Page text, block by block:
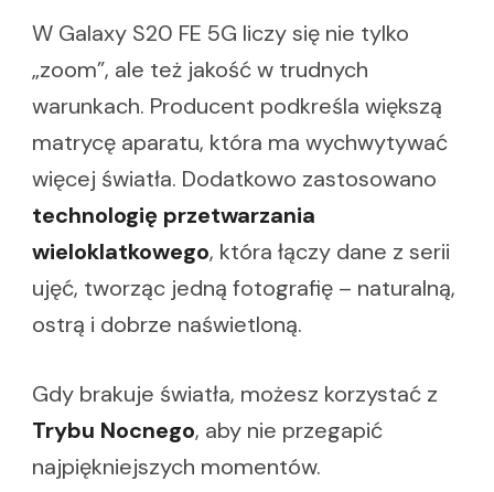
W Galaxy S20 FE 5G liczy się nie tylko
„zoom”, ale też jakość w trudnych
warunkach. Producent podkreśla większą
matrycę aparatu, która ma wychwytywać
więcej światła. Dodatkowo zastosowano
technologię przetwarzania
wieloklatkowego, która łączy dane z serii
ujęć, tworząc jedną fotografię – naturalną,
ostrą i dobrze naświetloną.
Gdy brakuje światła, możesz korzystać z
Trybu Nocnego, aby nie przegapić
najpiękniejszych momentów.